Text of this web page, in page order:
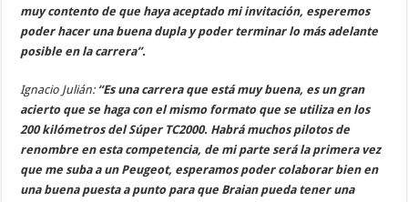
muy contento de que haya aceptado mi invitación, esperemos
poder hacer una buena dupla y poder terminar lo más adelante
posible en la carrera”.
Ignacio Julián: “Es una carrera que está muy buena, es un gran
acierto que se haga con el mismo formato que se utiliza en los
200 kilómetros del Súper TC2000. Habrá muchos pilotos de
renombre en esta competencia, de mi parte será la primera vez
que me suba a un Peugeot, esperamos poder colaborar bien en
una buena puesta a punto para que Braian pueda tener una